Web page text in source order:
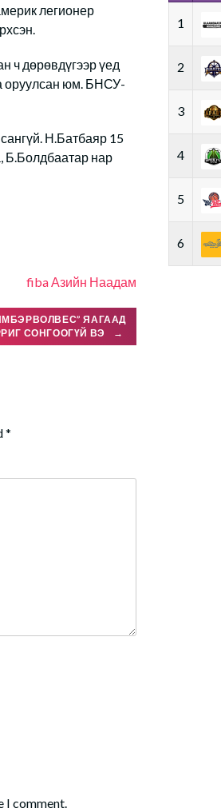
легионер
ч дөрөвдүгээр үед
оруулсан юм. БНСУ-
Н.Батбаяр 15
Б.Болдбаатар нар
fibaАзийн Наадам
ЯАГААД
СОНГООГҮЙ ВЭ
→
*
I comment.
1
2
3
4
5
6